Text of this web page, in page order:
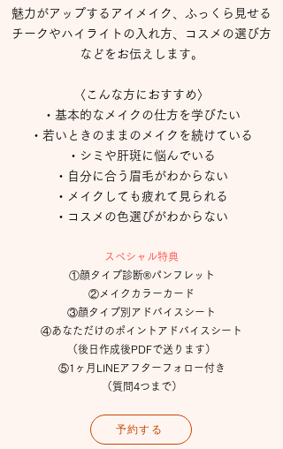
魅力がアップするアイメイク、ふっくら見せる
チークやハイライトの入れ方、コスメの選び方
などをお伝えします。
〈こんな方におすすめ〉
・基本的なメイクの仕方を学びたい
・若いときのままのメイクを続けている
・シミや肝斑に悩んでいる
・自分に合う眉毛がわからない
・メイクしても疲れて見られる
・コスメの色選びがわからない
スペシャル特典
①顔タイプ診断®パンフレット
②メイクカラーカード
③顔タイプ別アドバイスシート
④あなただけのポイントアドバイスシート
（後日作成後PDFで送ります）
⑤1ヶ月LINEアフターフォロー付き
​（質問4つまで）
予約する